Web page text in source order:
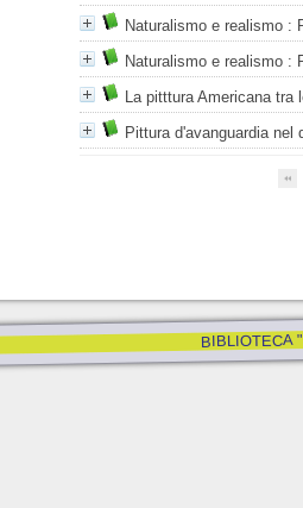
Naturalismo e realismo :
Naturalismo e realismo :
La pitttura Americana tra
Pittura d'avanguardia nel
BIBLIOTECA